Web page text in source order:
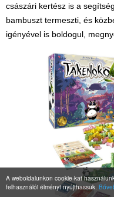
A weboldalunkon cookie-kat
felhasználói élményt nyújthassuk.
császári kertész is a
bambuszt termeszti, és
igényével is boldogul,